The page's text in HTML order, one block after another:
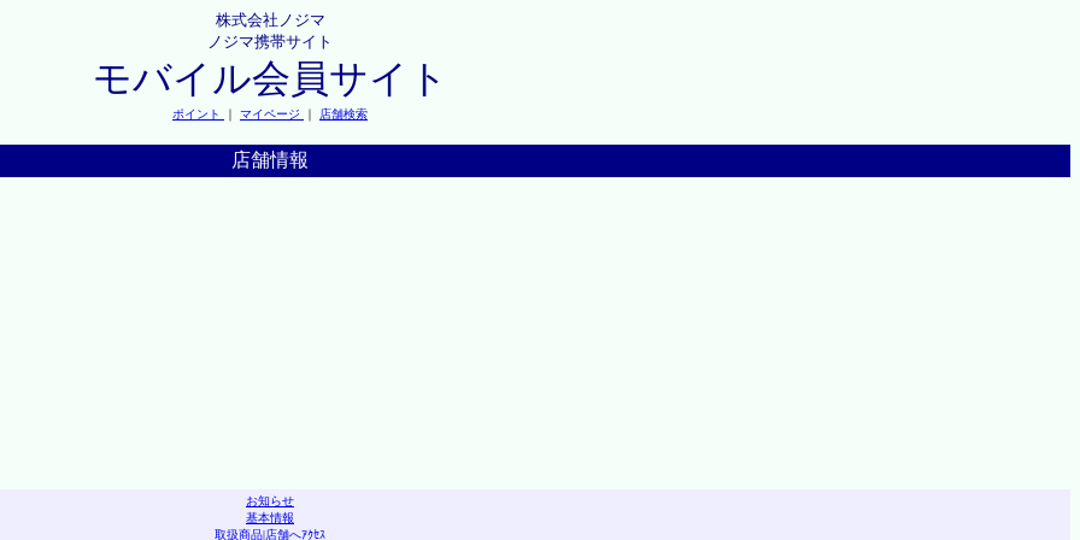
株式会社ノジマ
ノジマ携帯サイト
モバイル会員サイト
ポイント ｜ マイページ ｜ 店舗検索
店舗情報
お知らせ
基本情報
取扱商品|店舗へｱｸｾｽ